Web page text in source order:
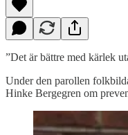
”Det är bättre med kärlek
Under den parollen
Hinke Bergegren om